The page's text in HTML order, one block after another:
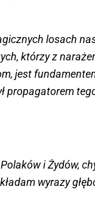
losach
którzy z
jest
propagatorem
i Żydów,
wyrazy